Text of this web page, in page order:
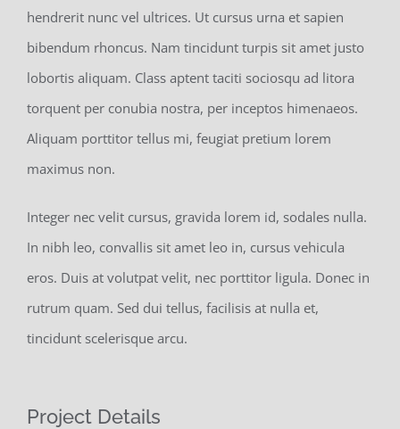
hendrerit nunc vel ultrices. Ut cursus urna et sapien
bibendum rhoncus. Nam tincidunt turpis sit amet justo
lobortis aliquam. Class aptent taciti sociosqu ad litora
torquent per conubia nostra, per inceptos himenaeos.
Aliquam porttitor tellus mi, feugiat pretium lorem
maximus non.
Integer nec velit cursus, gravida lorem id, sodales nulla.
In nibh leo, convallis sit amet leo in, cursus vehicula
eros. Duis at volutpat velit, nec porttitor ligula. Donec in
rutrum quam. Sed dui tellus, facilisis at nulla et,
tincidunt scelerisque arcu.
Project Details